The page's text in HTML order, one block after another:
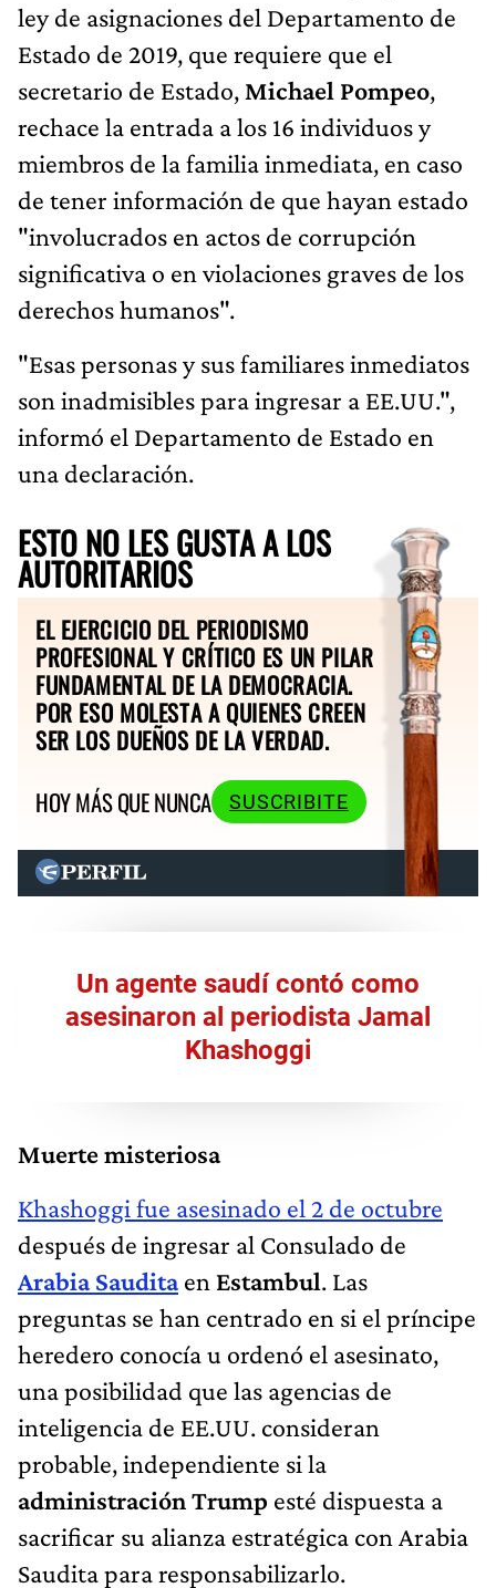
ley de asignaciones del Departamento de
Estado de 2019, que requiere que el
secretario de Estado, Michael Pompeo,
rechace la entrada a los 16 individuos y
miembros de la familia inmediata, en caso
de tener información de que hayan estado
"involucrados en actos de corrupción
significativa o en violaciones graves de los
derechos humanos".
"Esas personas y sus familiares inmediatos
son inadmisibles para ingresar a EE.UU.",
informó el Departamento de Estado en
una declaración.
ESTO NO LES GUSTA A LOS
AUTORITARIOS
EL EJERCICIO DEL PERIODISMO
PROFESIONAL Y CRÍTICO ES UN PILAR
FUNDAMENTAL DE LA DEMOCRACIA.
POR ESO MOLESTA A QUIENES CREEN
SER LOS DUEÑOS DE LA VERDAD.
HOY MÁS QUE NUNCA
SUSCRIBITE
Un agente saudí contó como
asesinaron al periodista Jamal
Khashoggi
Muerte misteriosa
Khashoggi fue asesinado el 2 de octubre
después de ingresar al Consulado de
Arabia Saudita en Estambul. Las
preguntas se han centrado en si el príncipe
heredero conocía u ordenó el asesinato,
una posibilidad que las agencias de
inteligencia de EE.UU. consideran
probable, independiente si la
administración Trump esté dispuesta a
sacrificar su alianza estratégica con Arabia
Saudita para responsabilizarlo.